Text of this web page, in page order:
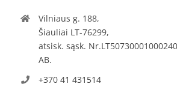
Vilniaus g. 188,
Šiauliai LT-76299,
atsisk. sąsk.
AB.
+370 41 431514